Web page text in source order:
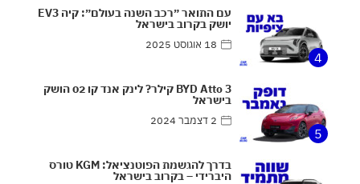
4
עם התואר ״רכב השנה בעולם״: קיה EV3
יושק בקרוב בישראל
18 אוגוסט 2025
5
BYD Atto 3 קילר? לינק אנד קו 02 הושק
בישראל
2 דצמבר 2024
בדרך להגשמת הפוטנציאל: KGM טורס
היברידי – בקרוב בישראל